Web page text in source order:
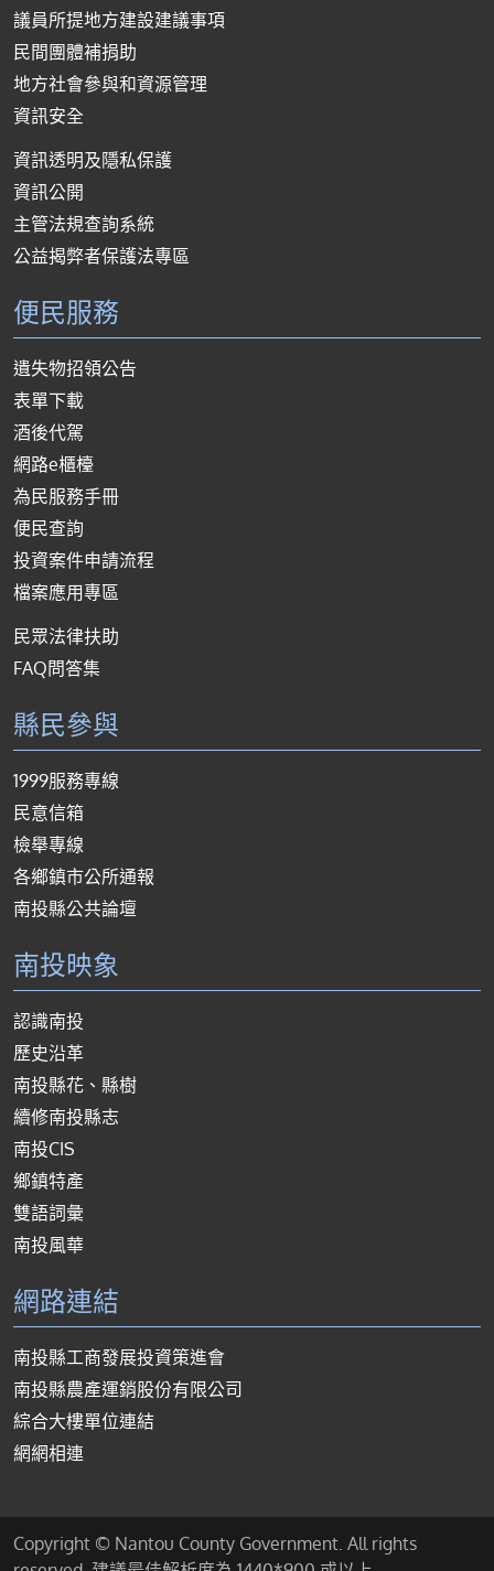
議員所提地方建設建議事項
民間團體補捐助
地方社會參與和資源管理
資訊安全
資訊透明及隱私保護
資訊公開
主管法規查詢系統
公益揭弊者保護法專區
便民服務
遺失物招領公告
表單下載
酒後代駕
網路e櫃檯
為民服務手冊
便民查詢
投資案件申請流程
檔案應用專區
民眾法律扶助
FAQ問答集
縣民參與
1999服務專線
民意信箱
檢舉專線
各鄉鎮市公所通報
南投縣公共論壇
南投映象
認識南投
歷史沿革
南投縣花、縣樹
續修南投縣志
南投CIS
鄉鎮特產
雙語詞彙
南投風華
網路連結
南投縣工商發展投資策進會
南投縣農產運銷股份有限公司
綜合大樓單位連結
網網相連
Copyright © Nantou County Government. All rights